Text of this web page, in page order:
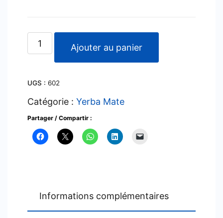
quantité
de
Ajouter au panier
UGS : 602
Catégorie : Yerba Mate
Partager / Compartir :
Informations complémentaires